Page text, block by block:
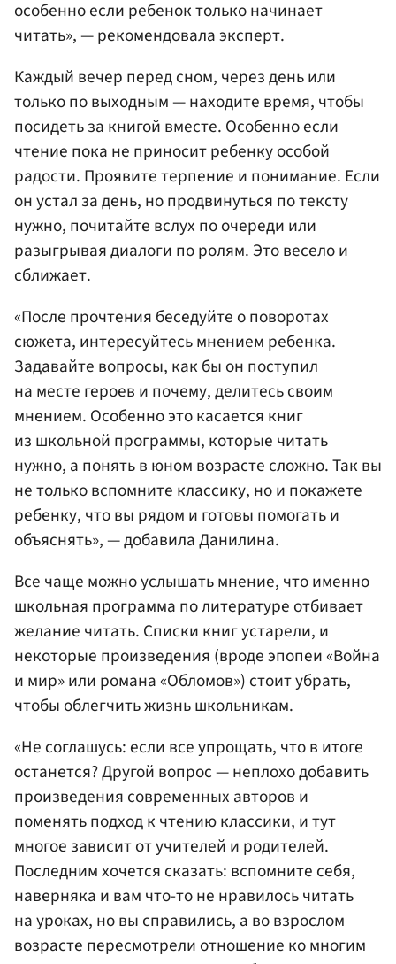
особенно если ребенок только начинает
читать», — рекомендовала эксперт.
Каждый вечер перед сном, через день или
только по выходным — находите время, чтобы
посидеть за книгой вместе. Особенно если
чтение пока не приносит ребенку особой
радости. Проявите терпение и понимание. Если
он устал за день, но продвинуться по тексту
нужно, почитайте вслух по очереди или
разыгрывая диалоги по ролям. Это весело и
сближает.
«После прочтения беседуйте о поворотах
сюжета, интересуйтесь мнением ребенка.
Задавайте вопросы, как бы он поступил
на месте героев и почему, делитесь своим
мнением. Особенно это касается книг
из школьной программы, которые читать
нужно, а понять в юном возрасте сложно. Так вы
не только вспомните классику, но и покажете
ребенку, что вы рядом и готовы помогать и
объяснять», — добавила Данилина.
Все чаще можно услышать мнение, что именно
школьная программа по литературе отбивает
желание читать. Списки книг устарели, и
некоторые произведения (вроде эпопеи «Война
и мир» или романа «Обломов») стоит убрать,
чтобы облегчить жизнь школьникам.
«Не соглашусь: если все упрощать, что в итоге
останется? Другой вопрос — неплохо добавить
произведения современных авторов и
поменять подход к чтению классики, и тут
многое зависит от учителей и родителей.
Последним хочется сказать: вспомните себя,
наверняка и вам что-то не нравилось читать
на уроках, но вы справились, а во взрослом
возрасте пересмотрели отношение ко многим